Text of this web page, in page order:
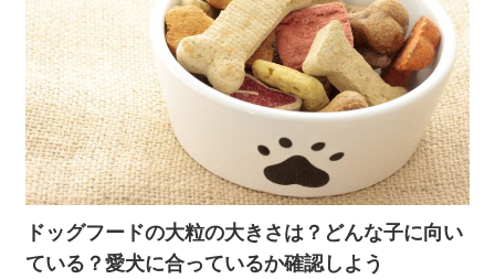
ドッグフードの大粒の大きさは？どんな子に向い
ている？愛犬に合っているか確認しよう